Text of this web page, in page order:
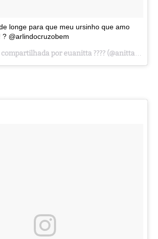
longe para que meu ursinho que amo
@arlindocruzobem